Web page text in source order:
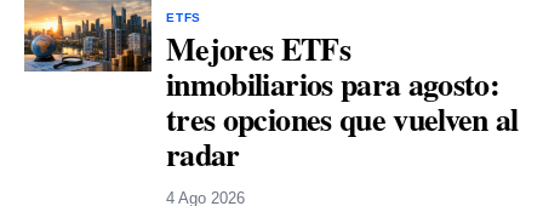
ETFS
Mejores ETFs
inmobiliarios para agosto:
tres opciones que vuelven al
radar
4 Ago 2026